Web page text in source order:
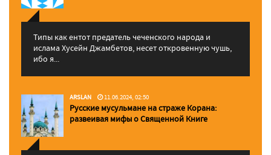
Типы как ентот предатель чеченского народа и
ислама Хусейн Джамбетов, несет откровенную чушь,
ибо я...
ARSLAN 11.06.2024, 02:50
Русские мусульмане на страже Корана:
pазвеивая мифы о Священной Книге